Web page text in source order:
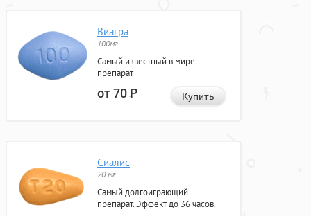
Виагра
100мг
Самый известный в мире
препарат
от 70Р Купить
Сиалис
20 мг
Самый долгоиграющий
препарат. Эффект до 36 часов.